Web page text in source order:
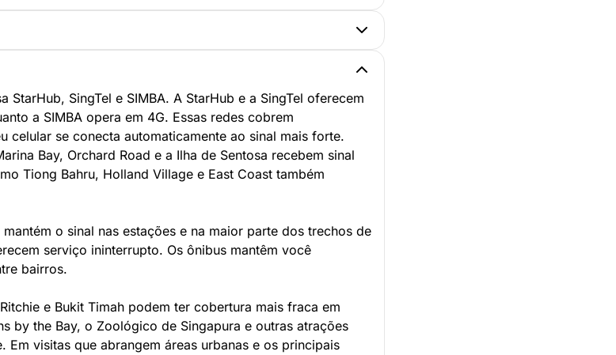
StarHub, SingTel e SIMBA. A StarHub e a SingTel oferecem
a SIMBA opera em 4G. Essas redes cobrem
celular se conecta automaticamente ao sinal mais forte.
Bay, Orchard Road e a Ilha de Sentosa recebem sinal
Tiong Bahru, Holland Village e East Coast também
o sinal nas estações e na maior parte dos trechos de
serviço ininterrupto. Os ônibus mantêm você
bairros.
e Bukit Timah podem ter cobertura mais fraca em
by the Bay, o Zoológico de Singapura e outras atrações
Em visitas que abrangem áreas urbanas e os principais